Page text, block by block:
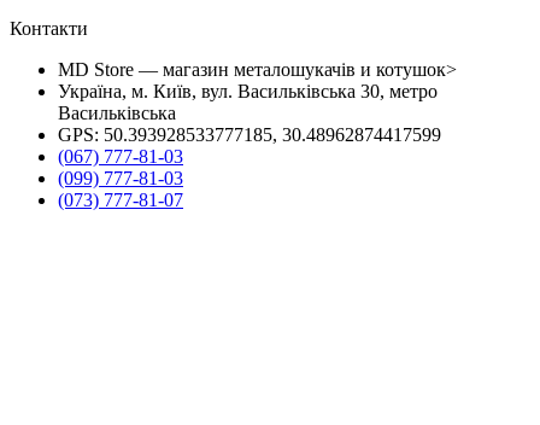
Контакти
MD Store — магазин металошукачів и котушок>
Україна, м. Київ, вул. Васильківська 30, метро
Васильківська
GPS: 50.393928533777185, 30.48962874417599
(067) 777-81-03
(099) 777-81-03
(073) 777-81-07